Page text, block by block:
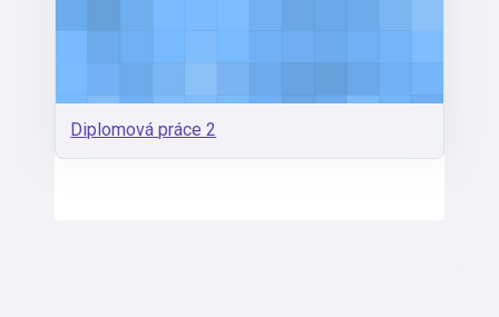
Diplomová práce 2